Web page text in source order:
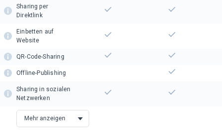
Sharing per
Direktlink
Einbetten auf
Website
QR-Code-Sharing
Offline-Publishing
Sharing in sozialen
Netzwerken
Mehr anzeigen